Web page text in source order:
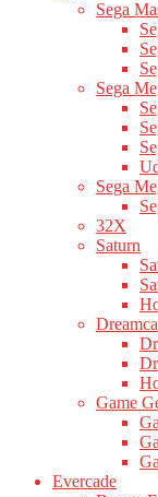
Sega
Sega
Sega
32X
Saturn
Game
Evercade